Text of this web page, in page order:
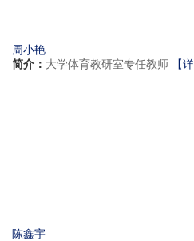
周小艳
简介： 大学体育教研室专任教师 【
陈鑫宇